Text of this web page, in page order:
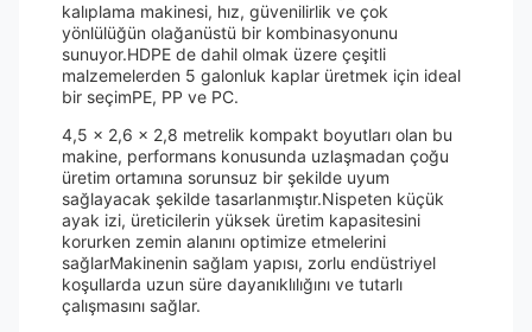
kalıplama makinesi, hız, güvenilirlik ve çok
yönlülüğün olağanüstü bir kombinasyonunu
sunuyor.HDPE de dahil olmak üzere çeşitli
malzemelerden 5 galonluk kaplar üretmek için ideal
bir seçimPE, PP ve PC.
4,5 x 2,6 x 2,8 metrelik kompakt boyutları olan bu
makine, performans konusunda uzlaşmadan çoğu
üretim ortamına sorunsuz bir şekilde uyum
sağlayacak şekilde tasarlanmıştır.Nispeten küçük
ayak izi, üreticilerin yüksek üretim kapasitesini
korurken zemin alanını optimize etmelerini
sağlarMakinenin sağlam yapısı, zorlu endüstriyel
koşullarda uzun süre dayanıklılığını ve tutarlı
çalışmasını sağlar.